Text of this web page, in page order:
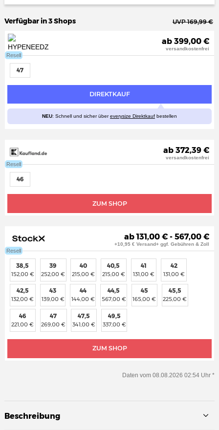
Verfügbar in 3 Shops UVP 169,99 €
Resell
NEU: Schnell und sicher übereverysize Direktkauf bestellen
ab 399,00 €
versandkostenfrei
DIREKTKAUF
47
Resell
ab 372,39 €
versandkostenfrei
ZUM SHOP
46
Resell
ab 131,00 € - 567,00 €
+10,95 € Versand+ ggf. Gebühren & Zoll
ZUM SHOP
38,5
152,00 €
39
252,00 €
40
215,00 €
40,5
215,00 €
41
131,00 €
42
131,00 €
42,5
132,00 €
43
139,00 €
44
144,00 €
44,5
567,00 €
45
165,00 €
45,5
225,00 €
46
221,00 €
47
269,00 €
47,5
341,00 €
49,5
337,00 €
Daten vom 08.08.2026 02:54 Uhr *
Beschreibung